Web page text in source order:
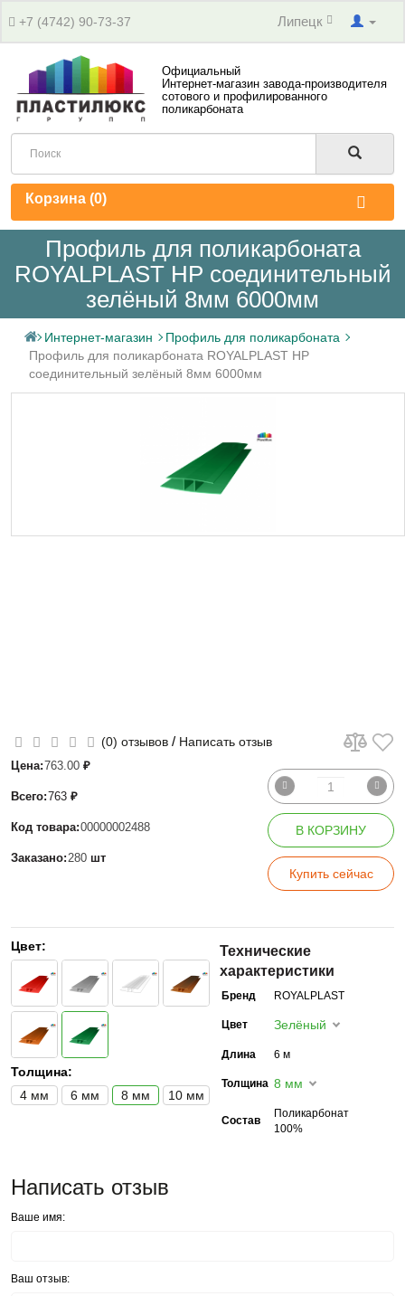
+7 (4742) 90-73-37 Липецк
Официальный
Интернет-магазин завода-производителя
сотового и профилированного
поликарбоната
Корзина (0)
Профиль для поликарбоната
ROYALPLAST HP соединительный
зелёный 8мм 6000мм
Интернет-магазин
Профиль для поликарбоната
Профиль для поликарбоната ROYALPLAST HP
соединительный зелёный 8мм 6000мм
(0) отзывов / Написать отзыв
Цена:763.00 ₽
Всего:763 ₽
Код товара:00000002488
Заказано: 280 шт
В КОРЗИНУ
Купить сейчас
Цвет:
Толщина:
4 мм
6 мм 8 мм 10 мм
Технические
характеристики
Бренд ROYALPLAST
Цвет Зелёный
Длина 6 м
Толщина 8 мм
Состав
Поликарбонат
100%
Написать отзыв
Ваше имя:
Ваш отзыв: